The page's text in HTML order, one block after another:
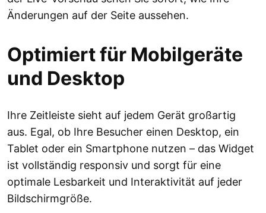
Änderungen auf der Seite aussehen.
Optimiert für Mobilgeräte
und Desktop
Ihre Zeitleiste sieht auf jedem Gerät großartig
aus. Egal, ob Ihre Besucher einen Desktop, ein
Tablet oder ein Smartphone nutzen – das Widget
ist vollständig responsiv und sorgt für eine
optimale Lesbarkeit und Interaktivität auf jeder
Bildschirmgröße.